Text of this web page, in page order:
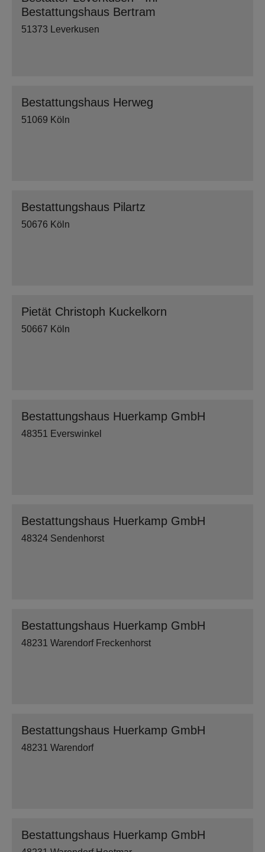
Bestattungshaus Bertram
51373 Leverkusen
Bestattungshaus Herweg
51069 Köln
Bestattungshaus Pilartz
50676 Köln
Pietät Christoph Kuckelkorn
50667 Köln
Bestattungshaus Huerkamp GmbH
48351 Everswinkel
Bestattungshaus Huerkamp GmbH
48324 Sendenhorst
Bestattungshaus Huerkamp GmbH
48231 Warendorf Freckenhorst
Bestattungshaus Huerkamp GmbH
48231 Warendorf
Bestattungshaus Huerkamp GmbH